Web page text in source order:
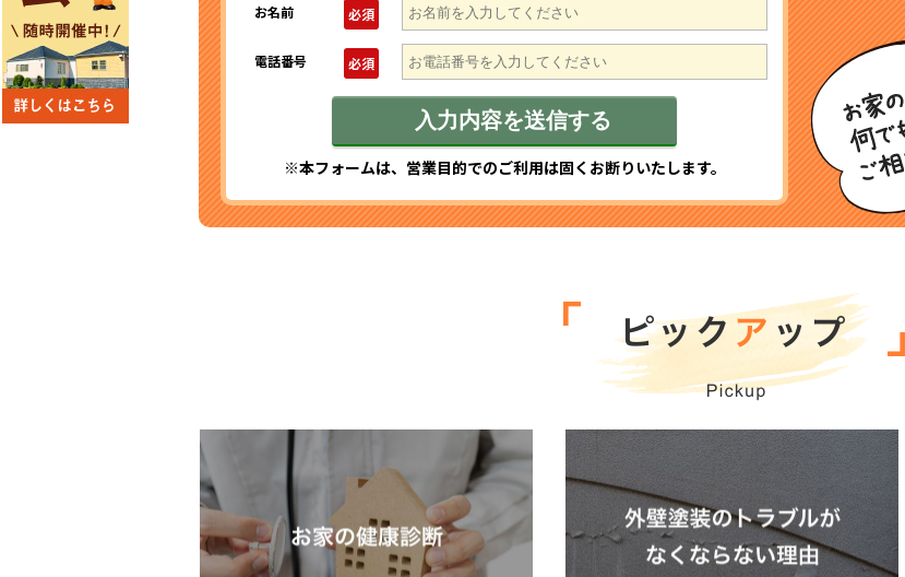
お名前 必須
電話番号 必須
※本フォームは、営業目的でのご利用は固くお断りいたします。